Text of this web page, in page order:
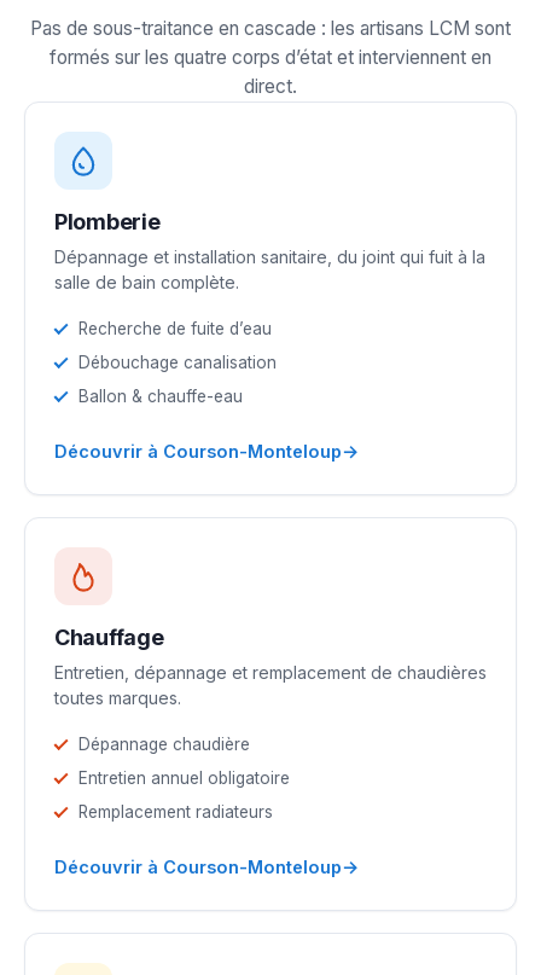
Pas de sous-traitance en cascade : les artisans LCM sont
formés sur les quatre corps d’état et interviennent en
direct.
Plomberie
Dépannage et installation sanitaire, du joint qui fuit à la
salle de bain complète.
Recherche de fuite d’eau
Débouchage canalisation
Ballon & chauffe-eau
Découvrir à Courson-Monteloup→
Chauffage
Entretien, dépannage et remplacement de chaudières
toutes marques.
Dépannage chaudière
Entretien annuel obligatoire
Remplacement radiateurs
Découvrir à Courson-Monteloup→